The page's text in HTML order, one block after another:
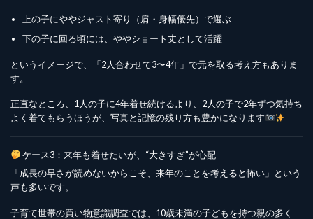
上の子にややジャスト寄り（肩・身幅優先）で選ぶ
下の子に回る頃には、ややショート丈として活躍
というイメージで、「2人合わせて3〜4年」で元を取る考え方もありま
す。
正直なところ、1人の子に4年着せ続けるより、2人の子で2年ずつ気持ち
よく着てもらうほうが、写真と記憶の残り方も豊かになります
ケース3：来年も着せたいが、“大きすぎ”が心配
「成長の早さが読めないからこそ、来年のことを考えると怖い」という
声も多いです。
子育て世帯の買い物意識調査では、10歳未満の子どもを持つ親の多く